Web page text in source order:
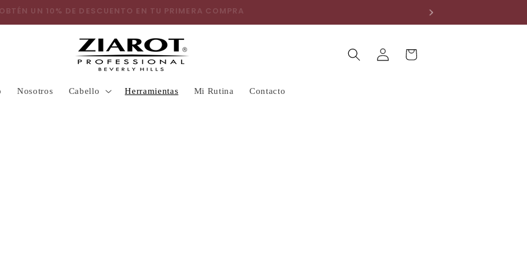
OBTÉN UN 10% DE DESCUENTO EN TU PRIMERA COMPRA
Nosotros Cabello Herramientas Mi Rutina Contacto
Buscar
Iniciar
sesión
Carrito